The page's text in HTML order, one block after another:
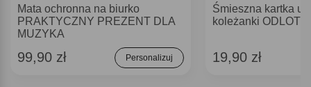
Mata ochronna na biurko
PRAKTYCZNY PREZENT DLA
MUZYKA
99,90 zł Personalizuj
Śmieszna kartka
koleżanki
19,90 zł